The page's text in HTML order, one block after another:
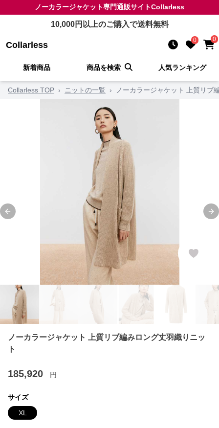
ノーカラージャケット専門通販サイトCollarless
10,000円以上のご購入で送料無料
Collarless 0 0
新着商品 商品を検索 人気ランキング
Collarless TOP › ニットの一覧 › ノーカラージャケット 上質リブ
Previous slide
ノーカラージャケット 上質リブ編みロング丈羽織りニッ
ト
185,920 円
サイズ
XL